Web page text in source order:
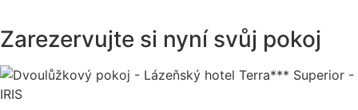
Zarezervujte si nyní svůj pokoj